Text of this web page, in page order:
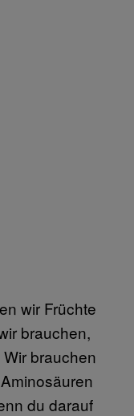
wir Früchte
brauchen,
brauchen
du darauf